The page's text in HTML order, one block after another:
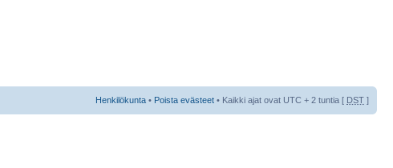
Henkilökunta • Poista evästeet • Kaikki ajat ovat UTC + 2 tuntia [ DST ]